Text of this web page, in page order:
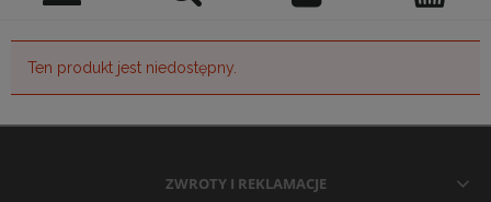
Ten produkt jest niedostępny.
ZWROTY I REKLAMACJE